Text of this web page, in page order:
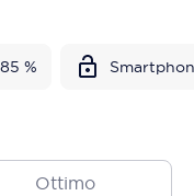
%
Ottimo